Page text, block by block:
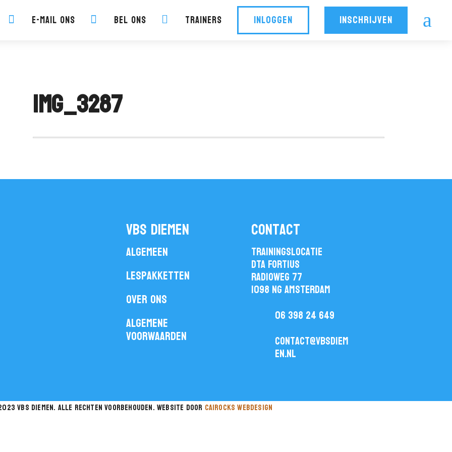
 E-mail ons  Bel ons  Trainers INLOGGEN INSCHRIJVEN a
IMG_3287
vbs diemen
Algemeen
Lespakketten
Over ons
Algemene
voorwaarden
contact
Trainingslocatie
DTA Fortius
Radioweg 77
1098 NG Amsterdam
06 398 24 649
contact@vbsdiem
en.nl
vbs diemen. Alle rechten voorbehouden. website door cairocks webdesign